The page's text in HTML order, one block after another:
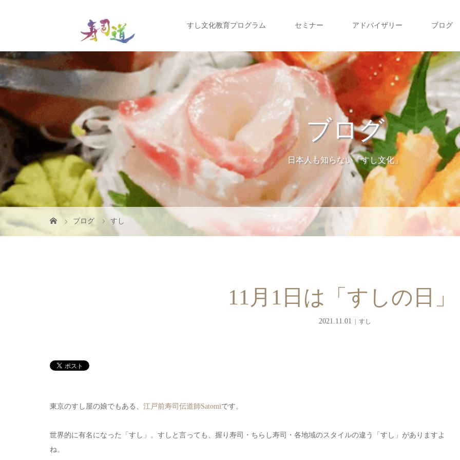
すし文化教育プログラム セミナー アドバイザリー ブログ
ブログ
日本人も知らない「すし文化」
ブログ すし
11月1日は「すしの日
2021.11.01 すし
東京のすし屋の娘でもある、 江戸前寿司伝道師Satomiです。
世界的に有名になった「すし」。すしと言っても、握り寿司・ちらし寿司・各地域のスタイルの違う「すし」がありますよ
ね。